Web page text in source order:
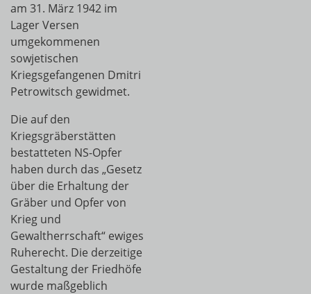
am 31. März 1942 im
Lager Versen
umgekommenen
sowjetischen
Kriegsgefangenen Dmitri
Petrowitsch gewidmet.
Die auf den
Kriegsgräberstätten
bestatteten NS-Opfer
haben durch das „Gesetz
über die Erhaltung der
Gräber und Opfer von
Krieg und
Gewaltherrschaft“ ewiges
Ruherecht. Die derzeitige
Gestaltung der Friedhöfe
wurde maßgeblich